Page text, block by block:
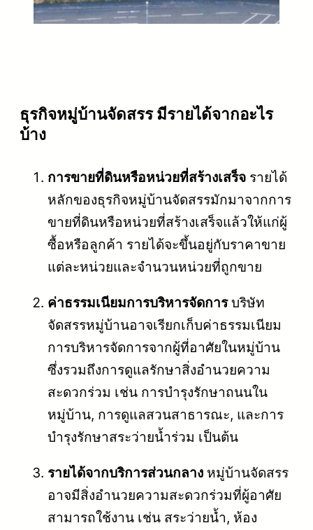
ธุรกิจหมู่บ้านจัดสรร มีรายได้จากอะไร
บ้าง
การขายที่ดินหรือหน่วยที่สร้างเสร็จ รายได้
หลักของธุรกิจหมู่บ้านจัดสรรมักมาจากการ
ขายที่ดินหรือหน่วยที่สร้างเสร็จแล้วให้แก่ผู้
ซื้อหรือลูกค้า รายได้จะขึ้นอยู่กับราคาขาย
แต่ละหน่วยและจำนวนหน่วยที่ถูกขาย
ค่าธรรมเนียมการบริหารจัดการบริษัท
จัดสรรหมู่บ้านอาจเรียกเก็บค่าธรรมเนียม
การบริหารจัดการจากผู้ที่อาศัยในหมู่บ้าน
ซึ่งรวมถึงการดูแลรักษาสิ่งอำนวยความ
สะดวกร่วม เช่น การบำรุงรักษาถนนใน
หมู่บ้าน, การดูแลสวนสาธารณะ, และการ
บำรุงรักษาสระว่ายน้ำร่วม เป็นต้น
รายได้จากบริการส่วนกลาง หมู่บ้านจัดสรร
อาจมีสิ่งอำนวยความสะดวกร่วมที่ผู้อาศัย
สามารถใช้งาน เช่น สระว่ายน้ำ, ห้อง